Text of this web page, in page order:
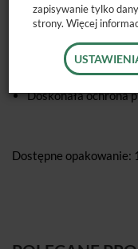
Wyróżniki
kolor biały
duża wytrzymałość
Doskonała ochrona
Dostępne opakowanie:
zapisywanie tylko
strony. Więcej